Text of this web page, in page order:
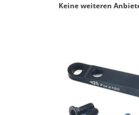
Keine weiteren